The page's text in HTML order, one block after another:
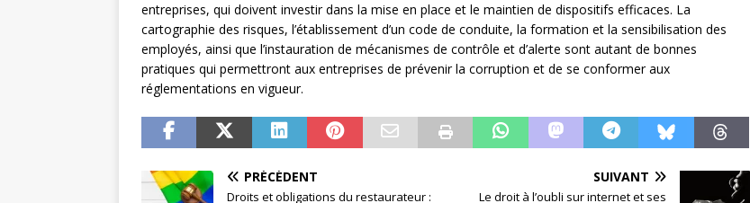
entreprises, qui doivent investir dans la mise en place et le maintien de dispositifs efficaces. La
cartographie des risques, l’établissement d’un code de conduite, la formation et la sensibilisation des
employés, ainsi que l’instauration de mécanismes de contrôle et d’alerte sont autant de bonnes
pratiques qui permettront aux entreprises de prévenir la corruption et de se conformer aux
réglementations en vigueur.
PRÉCÉDENT
Droits et obligations du restaurateur :
SUIVANT
Le droit à l’oubli sur internet et ses